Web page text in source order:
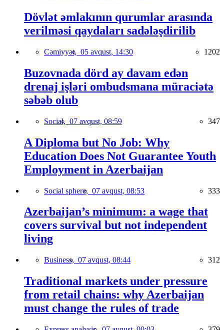
Dövlət əmlakının qurumlar arasında
verilməsi qaydaları sadələşdirilib
Cəmiyyət, 05 avqust, 14:30 1202
Buzovnada dörd ay davam edən
drenaj işləri ombudsmana müraciətə
səbəb olub
Social, 07 avqust, 08:59 347
A Diploma but No Job: Why
Education Does Not Guarantee Youth
Employment in Azerbaijan
Social sphere, 07 avqust, 08:53 333
Azerbaijan’s minimum: a wage that
covers survival but not independent
living
Business, 07 avqust, 08:44 312
Traditional markets under pressure
from retail chains: why Azerbaijan
must change the rules of trade